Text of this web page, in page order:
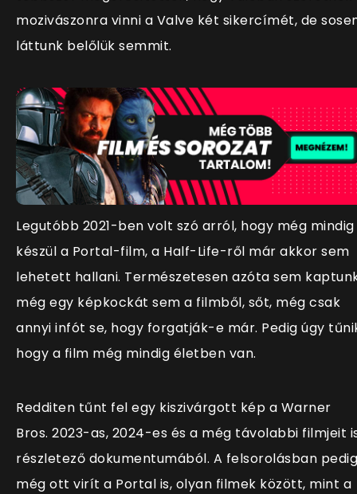
mozivászonra vinni a Valve két sikercímét, de
láttunk belőlük semmit.
Legutóbb 2021-ben volt szó arról, hogy még mindig
készül a Portal-film, a Half-Life-ről már akkor sem
lehetett hallani. Természetesen azóta sem
még egy képkockát sem a filmből, sőt, még csak
annyi infót se, hogy forgatják-e már. Pedig úgy
hogy a film még mindig életben van.
Redditen tűnt fel egy kiszivárgott kép a Warner
Bros. 2023-as, 2024-es és a még távolabbi filmjeit
részletező dokumentumából. A felsorolásban pedig
még ott virít a Portal is, olyan filmek között, mint a